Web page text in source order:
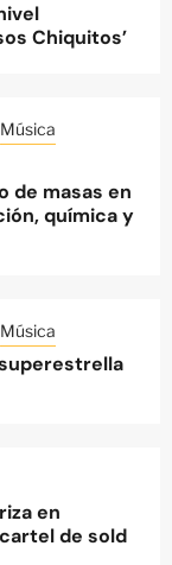
Chiquitos’
Música
de masas en
química y
Música
superestrella
en
de sold